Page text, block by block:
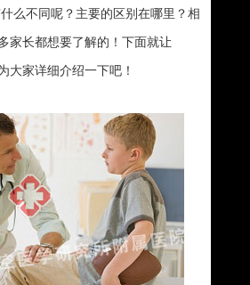
么不同呢？主要的区别在哪里？相
家长都想要了解的！下面就让
大家详细介绍一下吧！